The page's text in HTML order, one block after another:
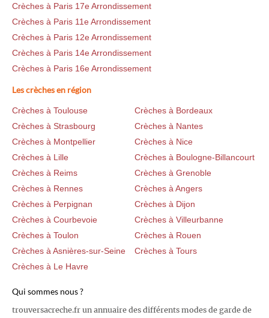
Crèches à Paris 17e Arrondissement
Crèches à Paris 11e Arrondissement
Crèches à Paris 12e Arrondissement
Crèches à Paris 14e Arrondissement
Crèches à Paris 16e Arrondissement
Les crèches en région
Crèches à Toulouse
Crèches à Bordeaux
Crèches à Strasbourg
Crèches à Nantes
Crèches à Montpellier
Crèches à Nice
Crèches à Lille
Crèches à Boulogne-Billancourt
Crèches à Reims
Crèches à Grenoble
Crèches à Rennes
Crèches à Angers
Crèches à Perpignan
Crèches à Dijon
Crèches à Courbevoie
Crèches à Villeurbanne
Crèches à Toulon
Crèches à Rouen
Crèches à Asnières-sur-Seine
Crèches à Tours
Crèches à Le Havre
Qui sommes nous ?
trouversacreche.fr un annuaire des différents modes de garde de